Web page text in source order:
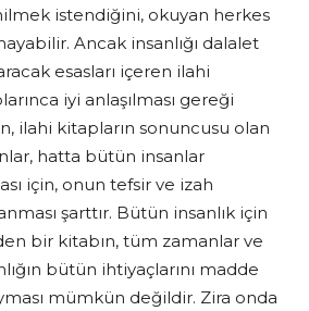
istendiğini, okuyan herkes
Ancak insanlığı dalalet
esasları içeren ilahi
iyi anlaşılması gereği
ilahi kitapların sonuncusu olan
hatta bütün insanlar
için, onun tefsir ve izah
şarttır. Bütün insanlık için
bir kitabın, tüm zamanlar ve
bütün ihtiyaçlarını madde
mümkün değildir. Zira onda